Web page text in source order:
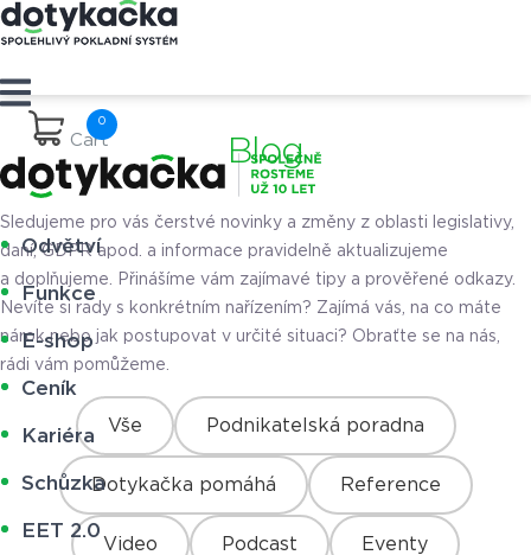
Cart
Odvětví
Funkce
E-shop
Ceník
Kariéra
Schůzka
EET 2.0
Blog
Sledujeme pro vás čerstvé novinky a změny z oblasti legislativy,
daní, GDPR apod. a informace pravidelně aktualizujeme
a doplňujeme. Přinášíme vám zajímavé tipy a prověřené odkazy.
Nevíte si rady s konkrétním nařízením? Zajímá vás, na co máte
nárok nebo jak postupovat v určité situaci? Obraťte se na nás,
rádi vám pomůžeme.
Vše Podnikatelská poradna
Dotykačka pomáhá Reference
Video Podcast Eventy